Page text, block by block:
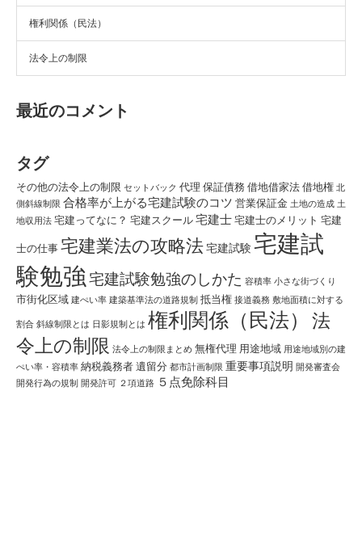
権利関係（民法）
法令上の制限
最近のコメント
タグ
その他の法令上の制限 セットバック 代理 保証債務 借地借家法 借地権 北
側斜線制限 合格率が上がる宅建試験のコツ 営業保証金 土地の造成 土
地収用法 宅建ってなに？ 宅建スクール 宅建士 宅建士のメリット 宅建
士の仕事 宅建業法の攻略法宅建試験 宅建試
験勉強宅建試験勉強のしかた 容積率 小さな街づくり
市街化区域 建ぺい率 建築基準法の道路規制 抵当権 接道義務 敷地面積に対する
割合 斜線制限とは 日影規制とは 権利関係（民法）
法
令上の制限 法令上の制限まとめ 無権代理 用途地域 用途地域別の建
ぺい率・容積率 納税義務者 遺留分 都市計画制限 重要事項説明 開発審査会
開発行為の規制 開発許可 ２項道路 ５点免除科目